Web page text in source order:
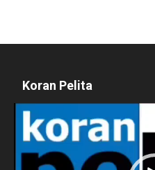
Koran Pelita
Pemutar
Video